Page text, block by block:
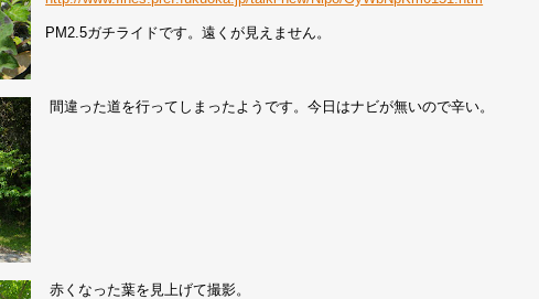
PM2.5ガチライドです。遠くが見えません。
間違った道を行ってしまったようです。今日はナビが無いので辛い。
赤くなった葉を見上げて撮影。